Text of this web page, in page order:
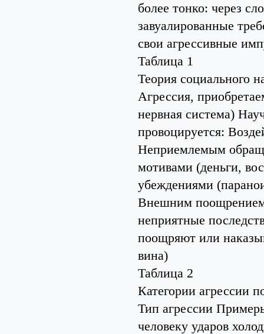
более тонко: через
завуалированные
свои агрессивные
Таблица 1
Теория социального
Агрессия,
нервная система)
провоцируется:
Неприемлемым
мотивами (деньги,
убеждениями
Внешним поощрением
неприятные
поощряют или
вина)
Таблица 2
Категории агрессии
Тип агрессии
человеку ударов